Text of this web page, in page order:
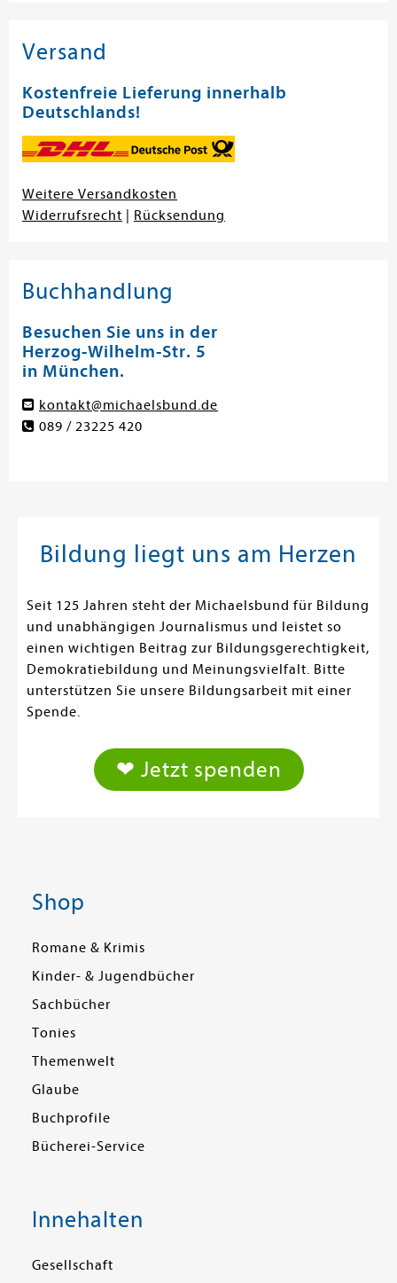
Versand
Kostenfreie Lieferung innerhalb
Deutschlands!
Weitere Versandkosten
Widerrufsrecht
Rücksendung
Buchhandlung
Besuchen Sie uns in der
Herzog-Wilhelm-Str. 5
in München.
kontakt@michaelsbund.de
089 / 23225 420
Bildung liegt uns am Herzen
Seit 125 Jahren steht der Michaelsbund für Bildung
und unabhängigen Journalismus und leistet so
einen wichtigen Beitrag zur Bildungsgerechtigkeit,
Demokratiebildung und Meinungsvielfalt. Bitte
unterstützen Sie unsere Bildungsarbeit mit einer
Spende.
❤ Jetzt spenden
Shop
Romane & Krimis
Kinder- & Jugendbücher
Sachbücher
Tonies
Themenwelt
Glaube
Buchprofile
Bücherei-Service
Innehalten
Gesellschaft